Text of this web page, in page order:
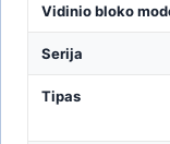
Vidinio bloko
Serija
Tipas